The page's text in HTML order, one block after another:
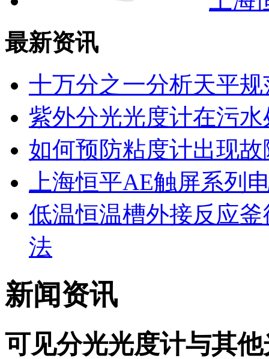
最新资讯
十万分之一分析天平
紫外分光光度计在污
如何预防粘度计出现故
上海恒平AE触屏系列
低温恒温槽外接反应
法
新闻资讯
可见分光光度计与其